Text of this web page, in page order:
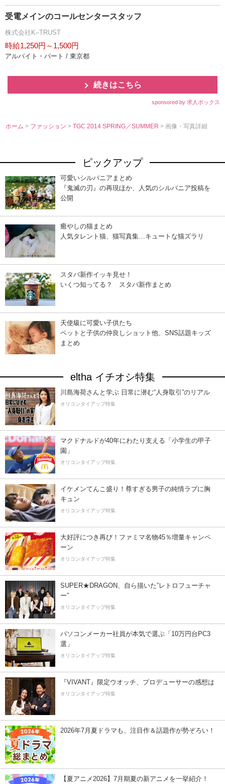
受電メインのコールセンタースタッフ
株式会社K–TRUST
時給1,250円～1,500円
アルバイト・パート / 東京都
続きはこちら
sponsored by 求人ボックス
ホーム > ファッション>TGC 2014 SPRING／SUMMER> 画像・写真詳細
ピックアップ
可愛いシルバニアまとめ
『鬼滅の刃』の再現ほか、人気のシルバニア投稿を
公開
癒やしの猫まとめ
人気タレント猫、猫写真集…キュートな猫ズラリ
スタバ新作イッキ見せ！
いくつ知ってる？ スタバ新作まとめ
天使級に可愛い子供たち
ペットと子供の仲良しショット他、SNS話題キッズ
まとめ
eltha イチオシ特集
川島海荷さんと学ぶ 日常に潜む“人身取引”のリアル
オリコンタイアップ特集
マクドナルドが40年にわたり支える「小学生の甲子
園」
オリコンタイアップ特集
イケメンてんこ盛り！尊すぎる男子の純情ラブに胸
キュン
オリコンタイアップ特集
大好評につき再び！ファミマ名物45％増量キャンペ
ーン
オリコンタイアップ特集
SUPER★DRAGON、自ら描いた”レトロフューチャ
ー”
オリコンタイアップ特集
パソコンメーカー社員が本気で選ぶ「10万円台PC3
選」
オリコンタイアップ特集
『VIVANT』限定ウオッチ、プロデューサーの感想は
オリコンタイアップ特集
2026年7月夏ドラマも、注目作＆話題作が勢ぞろい！
【夏アニメ2026】7月期夏の新アニメを一挙紹介！